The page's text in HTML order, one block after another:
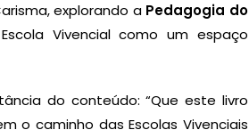
explorando a Pedagogia do
Vivencial como um espaço
do conteúdo: “Que este livro
o caminho das Escolas Vivenciais